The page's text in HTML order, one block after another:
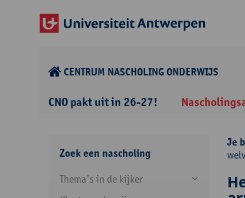
CENTRUM NASCHOLING ONDERWIJS
CNO pakt uit in 26-27!
Zoek een nascholing
Thema's in de kijker
Je